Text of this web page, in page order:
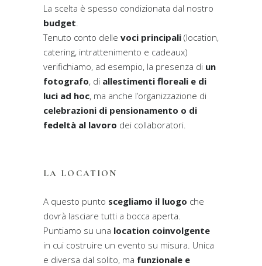
La scelta è spesso condizionata dal nostro
budget
Tenuto conto delle voci principali (location,
catering, intrattenimento e cadeaux)
verifichiamo, ad esempio, la presenza di un
fotografo, di allestimenti floreali e di
luci ad hoc, ma anche l’organizzazione di
celebrazioni di pensionamento o di
fedeltà al lavoro dei collaboratori.
LA LOCATION
A questo punto scegliamo il luogo che
dovrà lasciare tutti a bocca aperta.
Puntiamo su una location coinvolgente
in cui costruire un evento su misura. Unica
e diversa dal solito, ma funzionale e